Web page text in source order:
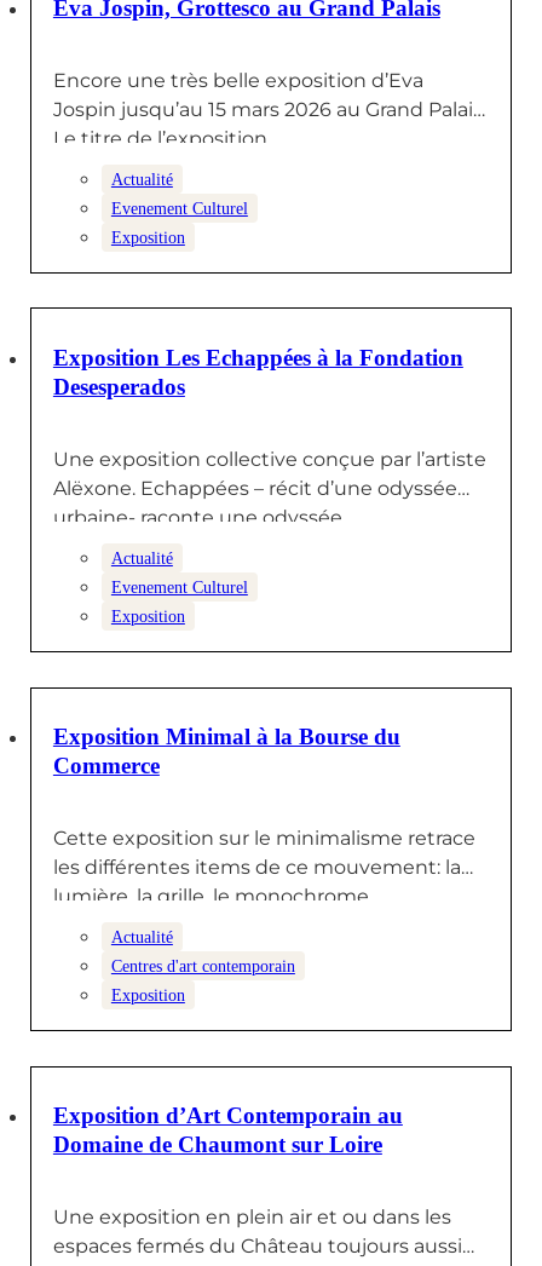
Eva Jospin, Grottesco au Grand Palais
Encore une très belle exposition d’Eva
Jospin jusqu’au 15 mars 2026 au Grand Palais.
Le titre de l’exposition,…
Actualité
Evenement Culturel
Exposition
24 NOVEMBRE 2025
Exposition Les Echappées à la Fondation
Desesperados
Une exposition collective conçue par l’artiste
Alëxone. Echappées – récit d’une odyssée
urbaine- raconte une odyssée
Actualité
Evenement Culturel
Exposition
23 OCTOBRE 2025
Exposition Minimal à la Bourse du
Commerce
Cette exposition sur le minimalisme retrace
les différentes items de ce mouvement: la
lumière, la grille, le monochrome,…
Actualité
Centres d'art contemporain
Exposition
19 SEPTEMBRE 2025
Exposition d’Art Contemporain au
Domaine de Chaumont sur Loire
Une exposition en plein air et ou dans les
espaces fermés du Château toujours aussi